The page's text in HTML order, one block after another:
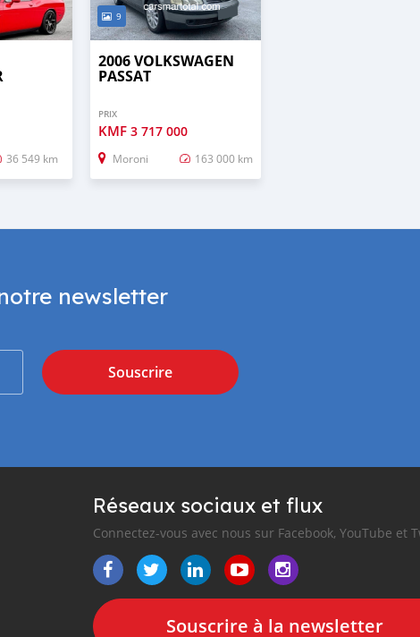
36 549 km
9
2006 VOLKSWAGEN
PASSAT
PRIX
KMF 3 717 000
Moroni 163 000 km
newsletter
Souscrire
Réseaux sociaux et flux
Connectez-vous avec nous sur Facebook, YouTube et
Souscrire à la newsletter